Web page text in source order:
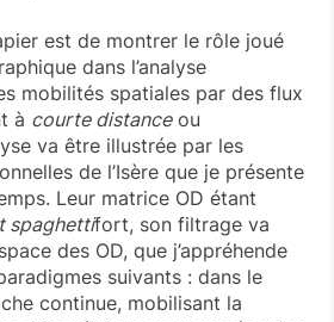
est de montrer le rôle joué
dans l’analyse
mobilités spatiales par des flux
à courte distanceou
va être illustrée par les
de l’Isère que je présente
Leur matrice OD étant
spaghettifort, son filtrage va
des OD, que j’appréhende
suivants : dans le
continue, mobilisant la